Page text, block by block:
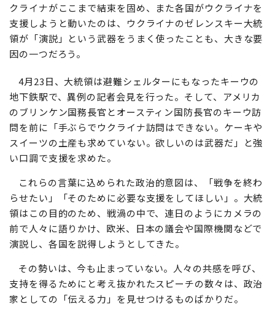
クライナがここまで結束を固め、また各国がウクライナを
支援しようと動いたのは、ウクライナのゼレンスキー大統
領が「演説」という武器をうまく使ったことも、大きな要
因の一つだろう。
4月23日、大統領は避難シェルターにもなったキーウの
地下鉄駅で、異例の記者会見を行った。そして、アメリカ
のブリンケン国務長官とオースティン国防長官のキーウ訪
問を前に「手ぶらでウクライナ訪問はできない。ケーキや
スイーツの土産も求めていない。欲しいのは武器だ」と強
い口調で支援を求めた。
これらの言葉に込められた政治的意図は、「戦争を終わ
らせたい」「そのために必要な支援をしてほしい」。大統
領はこの目的のため、戦渦の中で、連日のようにカメラの
前で人々に語りかけ、欧米、日本の議会や国際機関などで
演説し、各国を説得しようとしてきた。
その勢いは、今も止まっていない。人々の共感を呼び、
支持を得るためにと考え抜かれたスピーチの数々は、政治
家としての「伝える力」を見せつけるものばかりだ。